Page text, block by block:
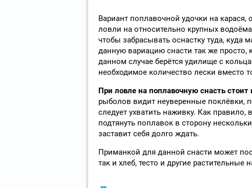
Вариант поплавочной удочки на
ловли на относительно крупных
чтобы забрасывать оснастку туда, куда
данную вариацию снасти так же просто,
данном случае берётся удилище с
необходимое количество лески вместо
При ловле на поплавочную снасть стоит
рыболов видит неуверенные поклёвки,
следует ухватить наживку. Как правило,
подтянуть поплавок в сторону
заставит себя долго ждать.
Приманкой для данной снасти может
так и хлеб, тесто и другие растительные